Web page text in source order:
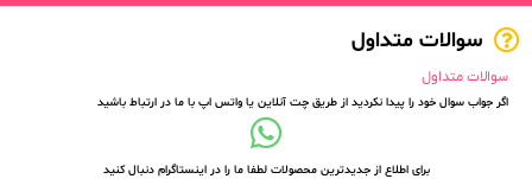
سوالات متداول
سوالات متداول
اگر جواب سوال خود را پیدا نکردید از طریق چت آنلاین یا واتس اپ با ما در ارتباط باشید
برای اطلاع از جدیدترین محصولات لطفا ما را در اینستاگرام دنبال کنید